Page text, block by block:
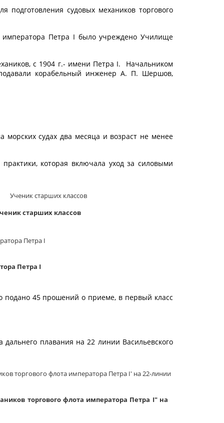
судовых механиков торгового
императора Петра I было учреждено Училище
с 1904 г.- имени Петра I. Начальником
корабельный инженер А. П. Шершов,
судах два месяца и возраст не менее
практики, которая включала уход за силовыми
старших классов
Петра I
подано 45 прошений о приеме, в первый класс
плавания на 22 линии Васильевского
торгового флота императора Петра I" на